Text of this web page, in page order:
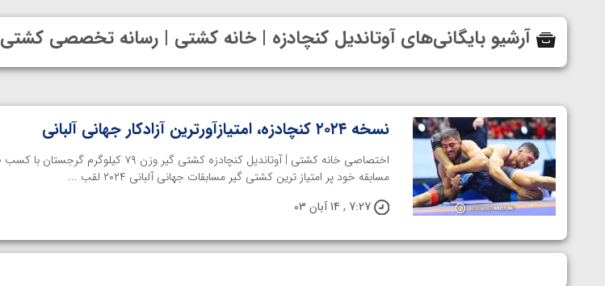
آرشیو بایگانی‌های آوتاندیل کنچادزه | خانه کشتی | رسانه تخصصی کشتی
نسخه ۲۰۲۴ کنچادزه، امتیازآورترین آزادکار جهانی آلبانی
مسابقه خود پر امتیاز ترین کشتی گیر مسابقات جهانی آلبانی ۲۰۲۴ لقب ...
7:27 , 14 آبان 03